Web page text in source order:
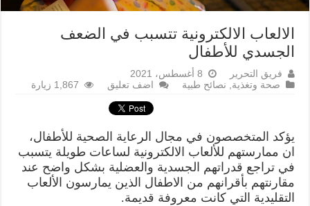
الالعاب الالكترونية تتسبب في الضعف
الجسدي للأطفال
فريق التحرير
8 أغسطس، 2021
صحة وتغذية, نصائح طبية اضف تعليق 1,867 زيارة
يؤكد المتخصصون في مجال الرعاية الصحية للأطفال،
ان ممارستهم للألعاب الالكترونية لساعات طويلة يتسبب
في تراجع قدراتهم الجسدية والعضلية بشكل واضح عند
مقارنتهم بأقرانهم من الاطفال الذين يمارسون الألعاب
التقليدية التي كانت معروفة قديمة.